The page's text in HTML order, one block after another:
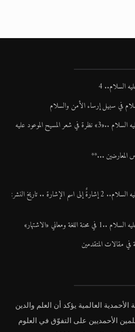
السلام.. 4
في سبيل إرساء الأمن والسلام
...**
ومعاني «الاشتهار»
الأحمدية العالمية يؤكد أن العلم والدين